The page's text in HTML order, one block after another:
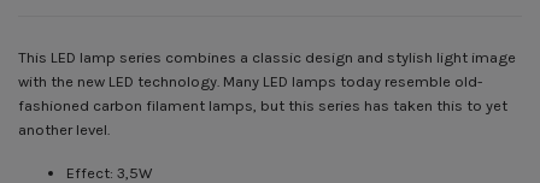
This LED lamp series combines a classic design and stylish light image
with the new LED technology. Many LED lamps today resemble old-
fashioned carbon filament lamps, but this series has taken this to yet
another level.
Effect: 3,5W